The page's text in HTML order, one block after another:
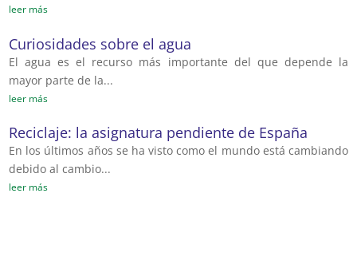
leer más
Curiosidades sobre el agua
El agua es el recurso más importante del que depende la
mayor parte de la...
leer más
Reciclaje: la asignatura pendiente de España
En los últimos años se ha visto como el mundo está cambiando
debido al cambio...
leer más